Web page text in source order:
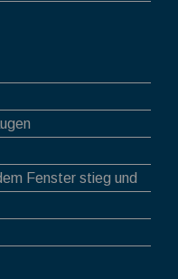
Fenster stieg und